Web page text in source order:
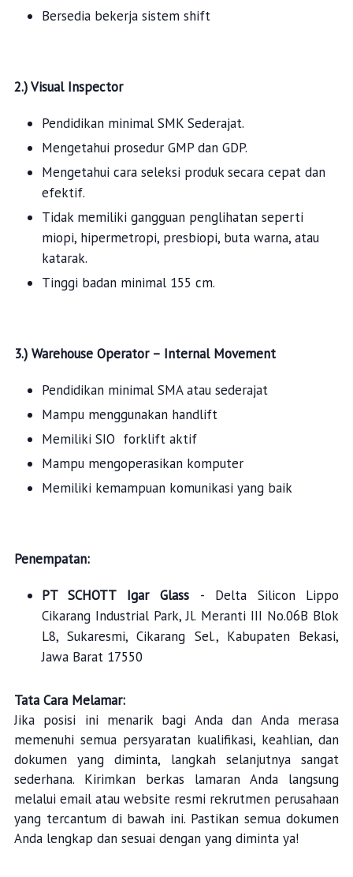
Bersedia bekerja sistem shift
2.) Visual Inspector
Pendidikan minimal SMK Sederajat.
Mengetahui prosedur GMP dan GDP.
Mengetahui cara seleksi produk secara cepat dan
efektif.
Tidak memiliki gangguan penglihatan seperti
miopi, hipermetropi, presbiopi, buta warna, atau
katarak.
Tinggi badan minimal 155 cm.
3.) Warehouse Operator – Internal Movement
Pendidikan minimal SMA atau sederajat
Mampu menggunakan handlift
Memiliki SIO forklift aktif
Mampu mengoperasikan komputer
Memiliki kemampuan komunikasi yang baik
Penempatan:
PT SCHOTT Igar Glass - Delta Silicon Lippo
Cikarang Industrial Park, Jl. Meranti III No.06B Blok
L8, Sukaresmi, Cikarang Sel., Kabupaten Bekasi,
Jawa Barat 17550
Tata Cara Melamar:
Jika posisi ini menarik bagi Anda dan Anda merasa
memenuhi semua persyaratan kualifikasi, keahlian, dan
dokumen yang diminta, langkah selanjutnya sangat
sederhana. Kirimkan berkas lamaran Anda langsung
melalui email atau website resmi rekrutmen perusahaan
yang tercantum di bawah ini. Pastikan semua dokumen
Anda lengkap dan sesuai dengan yang diminta ya!